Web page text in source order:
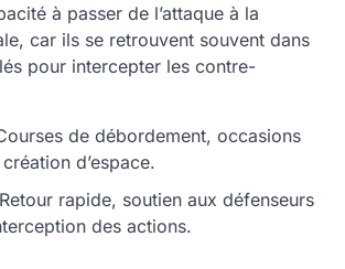
à passer de l’attaque à la
car ils se retrouvent souvent dans
pour intercepter les contre-
de débordement, occasions
d’espace.
rapide, soutien aux défenseurs
des actions.